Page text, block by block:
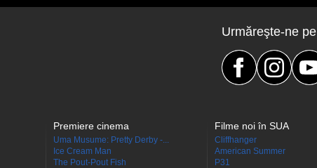
Urmăreşte-ne pe
Premiere cinema
Uma Musume: Pretty Derby -...
Ice Cream Man
The Pout-Pout Fish
Filme noi în SUA
Cliffhanger
American Summer
P31